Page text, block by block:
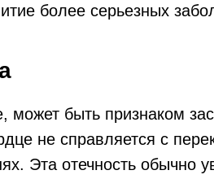
более серьезных
может быть признаком
не справляется с
Эта отечность обычно